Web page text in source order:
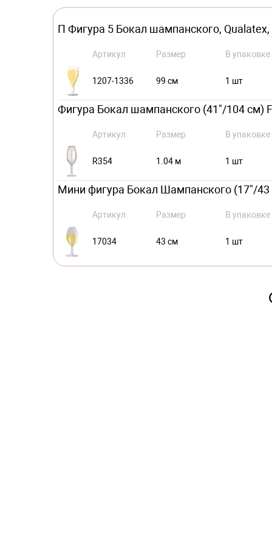
П Фигура 5 Бокал шампанского,
Артикул Размер В упаковке
1207-1336 99 см 1 шт
Фигура Бокал шампанского (41"/104 см)
Артикул Размер В упаковке
R354 1.04 м 1 шт
Мини фигура Бокал Шампанского (17"/
Артикул Размер В упаковке
17034 43 см 1 шт